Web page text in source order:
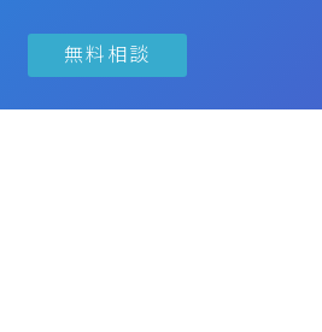
無料相談